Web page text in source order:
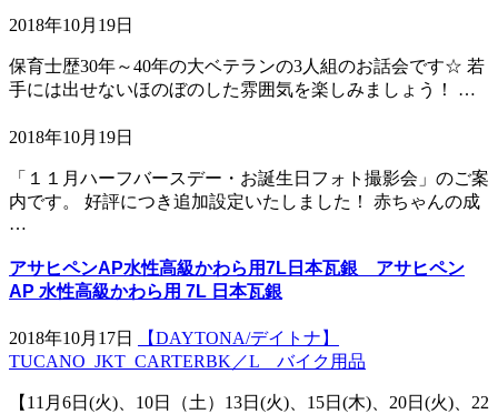
2018年10月19日
保育士歴30年～40年の大ベテランの3人組のお話会です☆ 若
手には出せないほのぼのした雰囲気を楽しみましょう！ …
2018年10月19日
「１１月ハーフバースデー・お誕生日フォト撮影会」のご案
内です。 好評につき追加設定いたしました！ 赤ちゃんの成
…
アサヒペンAP水性高級かわら用7L日本瓦銀 アサヒペン
AP 水性高級かわら用 7L 日本瓦銀
2018年10月17日
【DAYTONA/デイトナ】
TUCANO_JKT_CARTERBK／L バイク用品
【11月6日(火)、10日（土）13日(火)、15日(木)、20日(火)、22